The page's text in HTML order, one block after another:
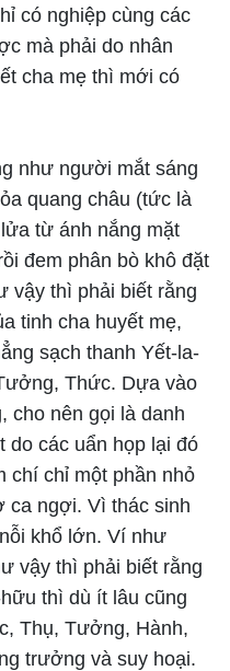
có nghiệp cùng các
mà phải do nhân
cha mẹ thì mới có
như người mắt sáng
quang châu (tức là
từ ánh nắng mặt
đem phân bò khô đặt
vậy thì phải biết rằng
tinh cha huyết mẹ,
sạch thanh Yết-la-
Thức. Dựa vào
cho nên gọi là danh
do các uẩn họp lại đó
chí chỉ một phần nhỏ
ca ngợi. Vì thác sinh
khổ lớn. Ví như
vậy thì phải biết rằng
thì dù ít lâu cũng
Thụ, Tưởng, Hành,
trưởng và suy hoại.